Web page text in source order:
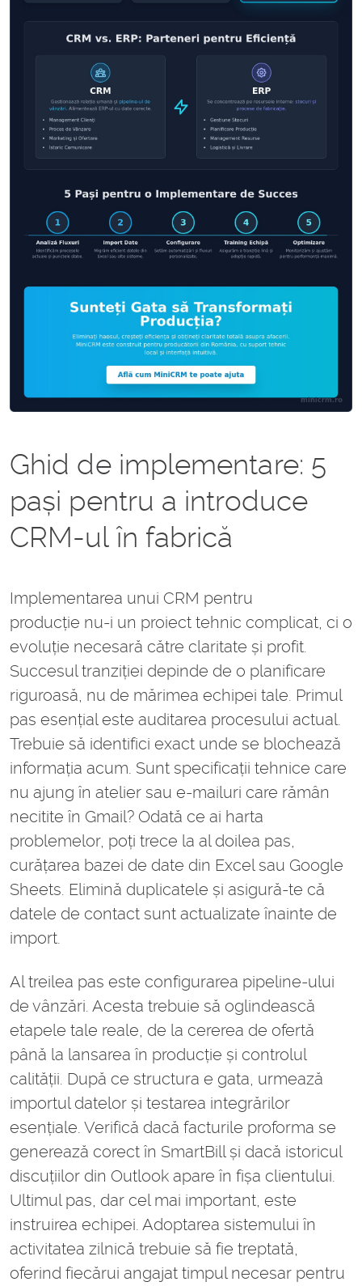
Ghid de implementare: 5
pași pentru a introduce
CRM-ul în fabrică
Implementarea unui CRM pentru
producție nu-i un proiect tehnic complicat, ci o
evoluție necesară către claritate și profit.
Succesul tranziției depinde de o planificare
riguroasă, nu de mărimea echipei tale. Primul
pas esențial este auditarea procesului actual.
Trebuie să identifici exact unde se blochează
informația acum. Sunt specificații tehnice care
nu ajung în atelier sau e-mailuri care rămân
necitite în Gmail? Odată ce ai harta
problemelor, poți trece la al doilea pas,
curățarea bazei de date din Excel sau Google
Sheets. Elimină duplicatele și asigură-te că
datele de contact sunt actualizate înainte de
import.
Al treilea pas este configurarea pipeline-ului
de vânzări. Acesta trebuie să oglindească
etapele tale reale, de la cererea de ofertă
până la lansarea în producție și controlul
calității. După ce structura e gata, urmează
importul datelor și testarea integrărilor
esențiale. Verifică dacă facturile proforma se
generează corect în SmartBill și dacă istoricul
discuțiilor din Outlook apare în fișa clientului.
Ultimul pas, dar cel mai important, este
instruirea echipei. Adoptarea sistemului în
activitatea zilnică trebuie să fie treptată,
oferind fiecărui angajat timpul necesar pentru